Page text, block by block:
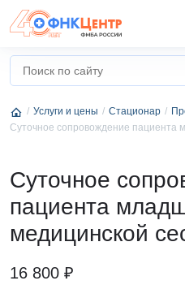
Услуги и цены Стационар
Суточное сопровождение пациента
Суточное
пациента
медицинской
16 800 ₽